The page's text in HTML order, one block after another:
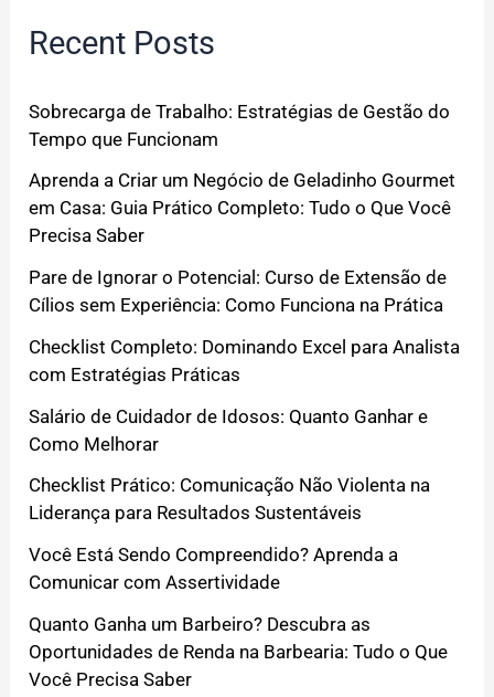
Recent Posts
Sobrecarga de Trabalho: Estratégias de Gestão do
Tempo que Funcionam
Aprenda a Criar um Negócio de Geladinho Gourmet
em Casa: Guia Prático Completo: Tudo o Que Você
Precisa Saber
Pare de Ignorar o Potencial: Curso de Extensão de
Cílios sem Experiência: Como Funciona na Prática
Checklist Completo: Dominando Excel para Analista
com Estratégias Práticas
Salário de Cuidador de Idosos: Quanto Ganhar e
Como Melhorar
Checklist Prático: Comunicação Não Violenta na
Liderança para Resultados Sustentáveis
Você Está Sendo Compreendido? Aprenda a
Comunicar com Assertividade
Quanto Ganha um Barbeiro? Descubra as
Oportunidades de Renda na Barbearia: Tudo o Que
Você Precisa Saber